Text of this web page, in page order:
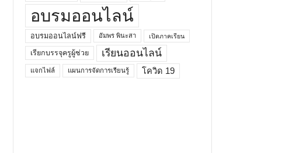
อบรมออนไลน์
อบรมออนไลน์ฟรี อัมพร พินะสา เปิดภาคเรียน
เรียกบรรจุครูผู้ช่วย เรียนออนไลน์
แจกไฟล์ แผนการจัดการเรียนรู้ โควิด 19